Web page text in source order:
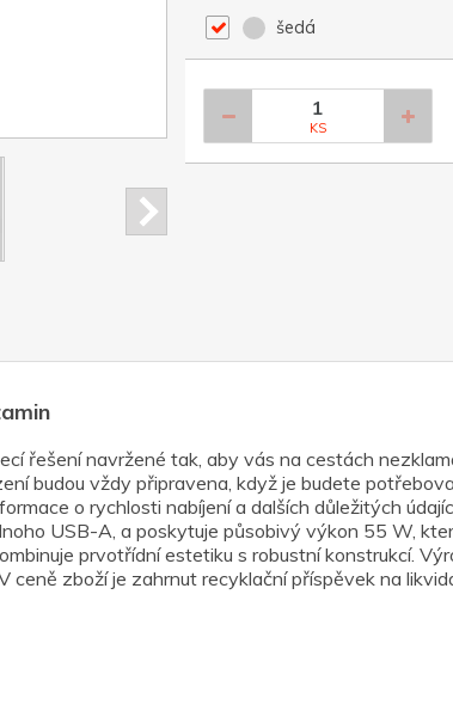
šedá
KS
řešení navržené tak, aby vás na cestách
budou vždy připravena, když je budete
o rychlosti nabíjení a dalších důležitých
USB-A, a poskytuje působivý výkon 55 W,
prvotřídní estetiku s robustní konstrukcí.
ceně zboží je zahrnut recyklační příspěvek na